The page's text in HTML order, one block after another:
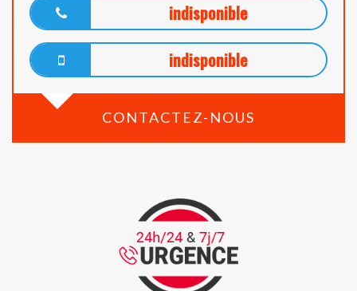
indisponible
indisponible
CONTACTEZ-NOUS